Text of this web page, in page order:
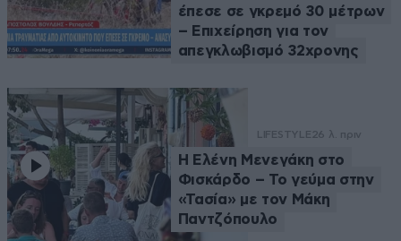
έπεσε σε γκρεμό 30 μέτρων
– Επιχείρηση για τον
απεγκλωβισμό 32χρονης
LIFESTYLE 26 λ. πριν
Η Ελένη Μενεγάκη στο
Φισκάρδο – Το γεύμα στην
«Τασία» με τον Μάκη
Παντζόπουλο